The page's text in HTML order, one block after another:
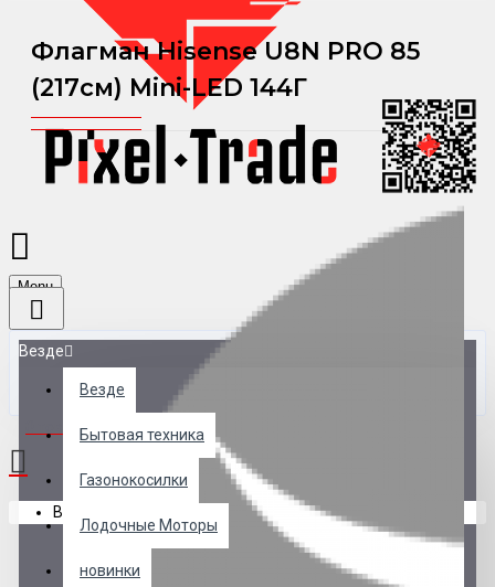
Menu
Везде
Везде
Бытовая техника
Газонокосилки
Лодочные Моторы
новинки
0 товар(ов) - 0 р.
В корзине пусто!
Флагман Hisense U8N PRO 85
(217см) Mini-LED 144Г